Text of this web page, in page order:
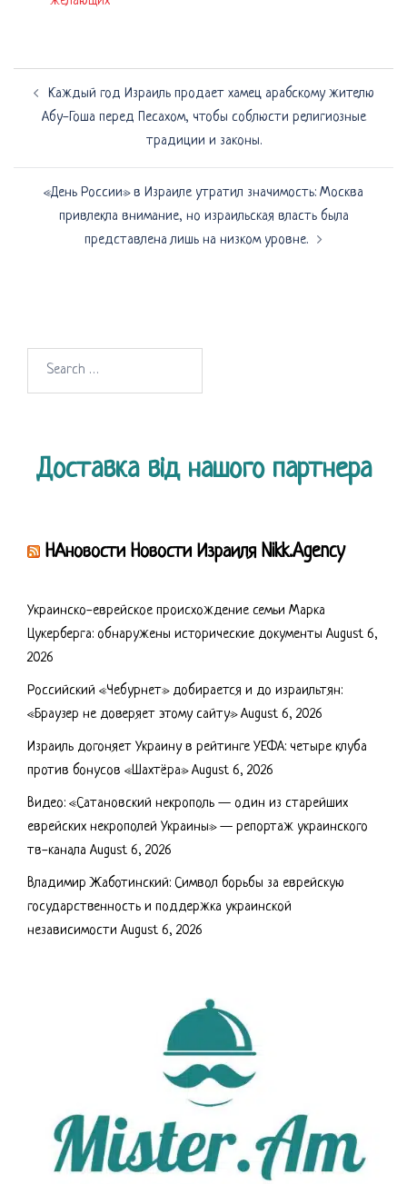
записям
Каждый год Израиль продает хамец арабскому жителю
Абу-Гоша перед Песахом, чтобы соблюсти религиозные
традиции и законы.
«День России» в Израиле утратил значимость: Москва
привлекла внимание, но израильская власть была
представлена лишь на низком уровне.
Доставка від нашого партнера
НАновости Новости Израиля Nikk.Agency
Украинско-еврейское происхождение семьи Марка
Цукерберга: обнаружены исторические документы August 6,
2026
Российский «Чебурнет» добирается и до израильтян:
«Браузер не доверяет этому сайту» August 6, 2026
Израиль догоняет Украину в рейтинге УЕФА: четыре клуба
против бонусов «Шахтёра» August 6, 2026
Видео: «Сатановский некрополь — один из старейших
еврейских некрополей Украины» — репортаж украинского
тв-канала August 6, 2026
Владимир Жаботинский: Символ борьбы за еврейскую
государственность и поддержка украинской
независимости August 6, 2026